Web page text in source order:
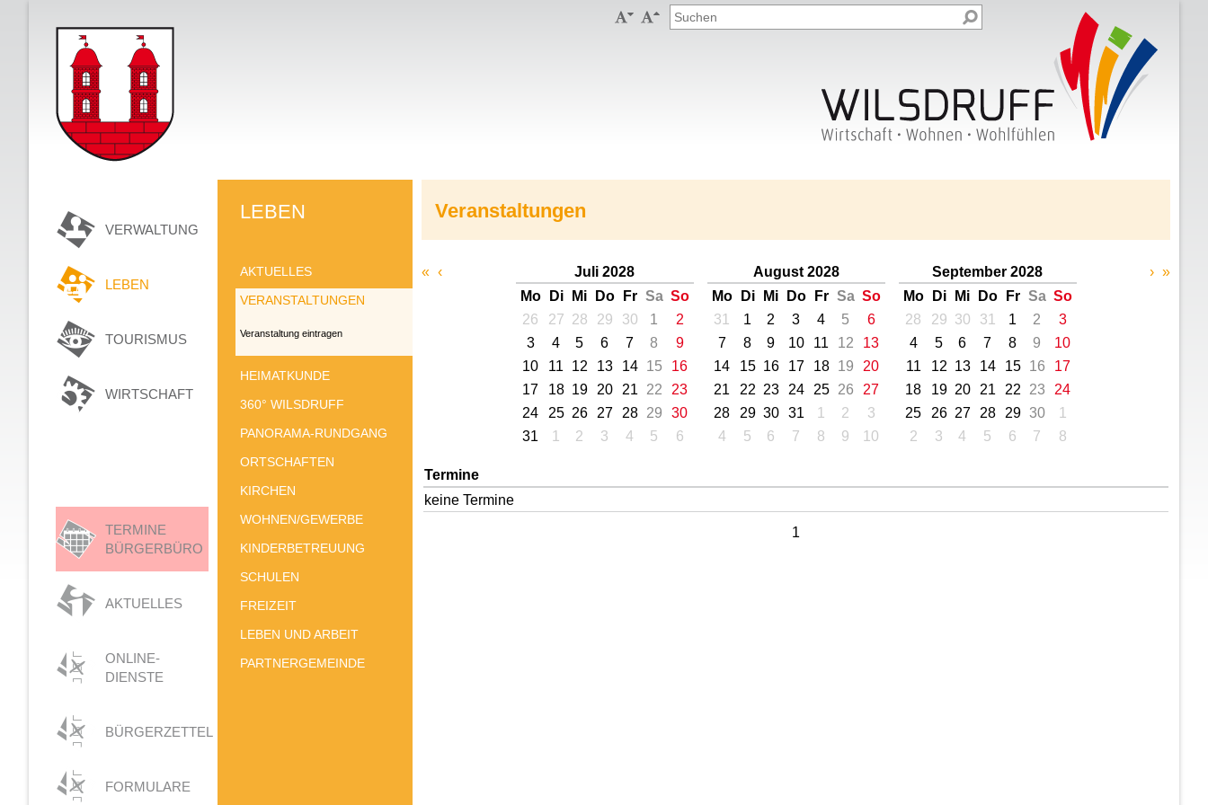
 
VERWALTUNG
LEBEN
TOURISMUS
WIRTSCHAFT
TERMINE
BÜRGERBÜRO
AKTUELLES
ONLINE-
DIENSTE
BÜRGERZETTEL
FORMULARE
LEBEN
AKTUELLES
VERANSTALTUNGEN
Veranstaltung eintragen
HEIMATKUNDE
360° WILSDRUFF
PANORAMA-RUNDGANG
ORTSCHAFTEN
KIRCHEN
WOHNEN/GEWERBE
KINDERBETREUUNG
SCHULEN
FREIZEIT
LEBEN UND ARBEIT
PARTNERGEMEINDE
Veranstaltungen
« ‹
Juli 2028
Mo
Di Mi Do Fr Sa So
26
27 28 29 30 1
2
3
4 5 6 7 8
9
10
11 12 13 14 15
16
17
18 19 20 21 22
23
24
25 26 27 28 29
30
31
1 2 3 4 5 6
August 2028
Mo
Di Mi Do Fr Sa So
31
1 2 3 4 5
6
7
8 9 10 11 12
13
14
15 16 17 18 19
20
21
22 23 24 25 26
27
28
29 30 31 1 2
3
4
5 6 7 8 9 10
September 2028
Mo
Di Mi Do Fr Sa So
28
29 30 31 1 2
3
4
5 6 7 8 9
10
11
12 13 14 15 16
17
18
19 20 21 22 23
24
25
26 27 28 29 30
1
2
3 4 5 6 7 8
› »
Termine
keine Termine
1